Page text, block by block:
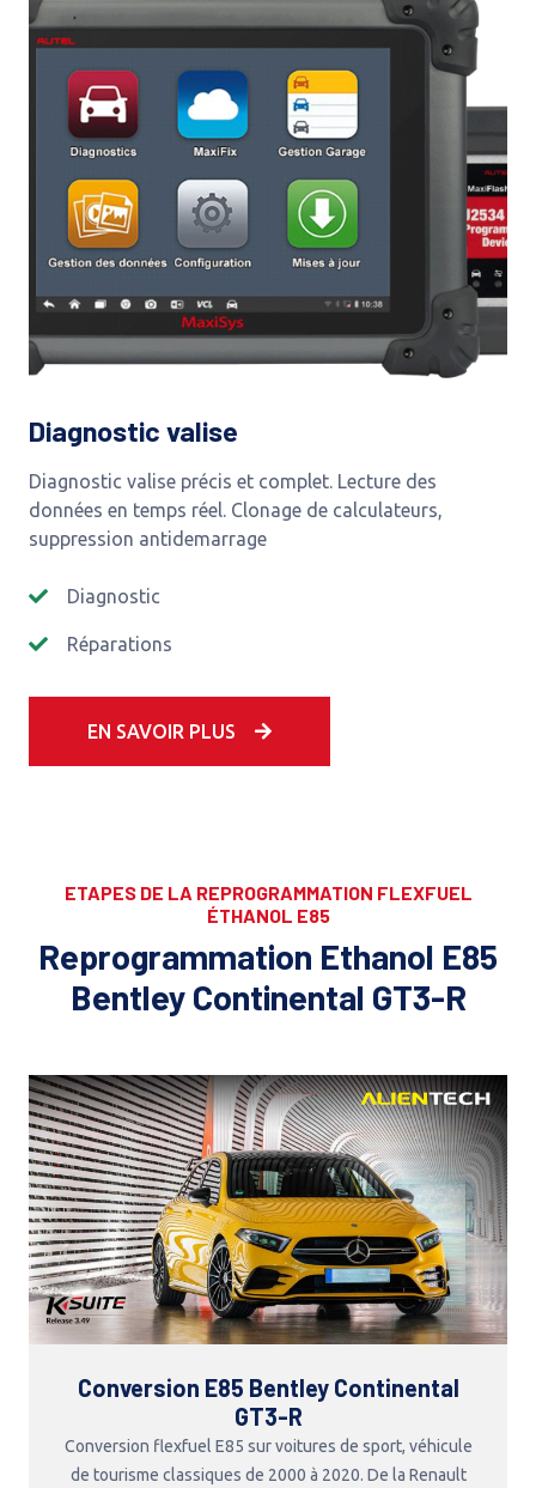
Diagnostic valise
Diagnostic valise précis et complet. Lecture des
données en temps réel. Clonage de calculateurs,
suppression antidemarrage
Diagnostic
Réparations
EN SAVOIR PLUS
ETAPES DE LA REPROGRAMMATION FLEXFUEL
ÉTHANOL E85
Reprogrammation Ethanol E85
Bentley Continental GT3-R
Conversion E85 Bentley Continental
GT3-R
Conversion flexfuel E85 sur voitures de sport, véhicule
de tourisme classiques de 2000 à 2020. De la Renault